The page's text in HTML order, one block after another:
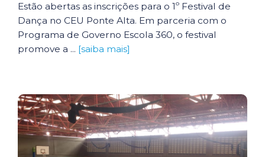
Estão abertas as inscrições para o 1º Festival de
Dança no CEU Ponte Alta. Em parceria com o
Programa de Governo Escola 360, o festival
promove a ... [saiba mais]